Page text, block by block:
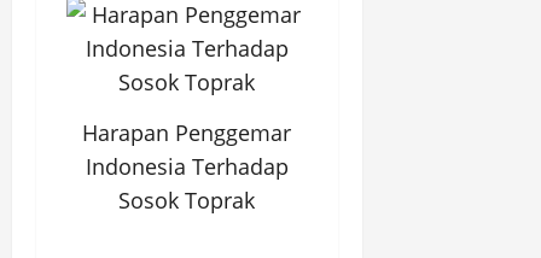
Harapan Penggemar
Indonesia Terhadap
Sosok Toprak